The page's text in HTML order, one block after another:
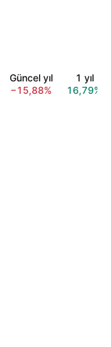
Güncel yıl
−15,88%
1 yıl
16,79%